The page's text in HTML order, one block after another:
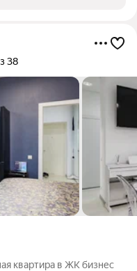
38
квартира в ЖК бизнес